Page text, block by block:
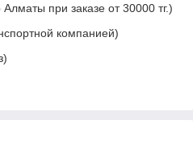
при заказе от 30000 тг.)
компанией)